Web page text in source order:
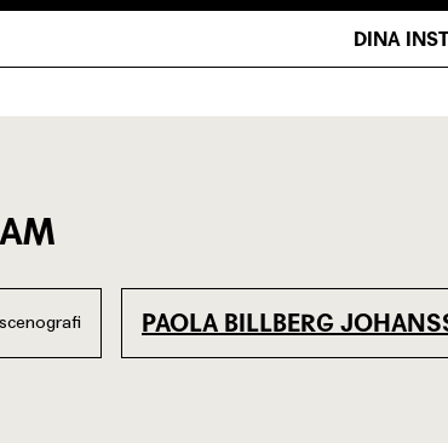
PAOLA BILLBERG
DINA